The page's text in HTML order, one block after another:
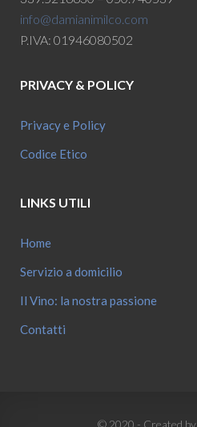
info@damianimilco.com
P.IVA: 01946080502
PRIVACY & POLICY
Privacy e Policy
Codice Etico
LINKS UTILI
Home
Servizio a domicilio
Il Vino: la nostra passione
Contatti
© 2020 - Created by